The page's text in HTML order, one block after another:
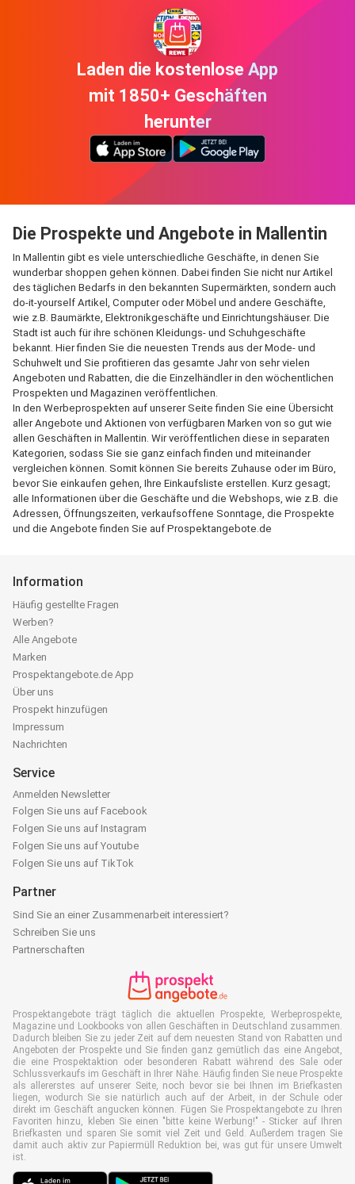
Laden die kostenlose App
mit 1850+ Geschäften
herunter
Die Prospekte und Angebote in Mallentin
In Mallentin gibt es viele unterschiedliche Geschäfte, in denen Sie
wunderbar shoppen gehen können. Dabei finden Sie nicht nur Artikel
des täglichen Bedarfs in den bekannten Supermärkten, sondern auch
do-it-yourself Artikel, Computer oder Möbel und andere Geschäfte,
wie z.B. Baumärkte, Elektronikgeschäfte und Einrichtungshäuser. Die
Stadt ist auch für ihre schönen Kleidungs- und Schuhgeschäfte
bekannt. Hier finden Sie die neuesten Trends aus der Mode- und
Schuhwelt und Sie profitieren das gesamte Jahr von sehr vielen
Angeboten und Rabatten, die die Einzelhändler in den wöchentlichen
Prospekten und Magazinen veröffentlichen.
In den Werbeprospekten auf unserer Seite finden Sie eine Übersicht
aller Angebote und Aktionen von verfügbaren Marken von so gut wie
allen Geschäften in Mallentin. Wir veröffentlichen diese in separaten
Kategorien, sodass Sie sie ganz einfach finden und miteinander
vergleichen können. Somit können Sie bereits Zuhause oder im Büro,
bevor Sie einkaufen gehen, Ihre Einkaufsliste erstellen. Kurz gesagt;
alle Informationen über die Geschäfte und die Webshops, wie z.B. die
Adressen, Öffnungszeiten, verkaufsoffene Sonntage, die Prospekte
und die Angebote finden Sie auf Prospektangebote.de
Information
Häufig gestellte Fragen
Werben?
Alle Angebote
Marken
Prospektangebote.de App
Über uns
Prospekt hinzufügen
Impressum
Nachrichten
Service
Anmelden Newsletter
Folgen Sie uns auf Facebook
Folgen Sie uns auf Instagram
Folgen Sie uns auf Youtube
Folgen Sie uns auf TikTok
Partner
Sind Sie an einer Zusammenarbeit interessiert?
Schreiben Sie uns
Partnerschaften
Prospektangebote trägt täglich die aktuellen Prospekte, Werbeprospekte,
Magazine und Lookbooks von allen Geschäften in Deutschland zusammen.
Dadurch bleiben Sie zu jeder Zeit auf dem neuesten Stand von Rabatten und
Angeboten der Prospekte und Sie finden ganz gemütlich das eine Angebot,
die eine Prospektaktion oder besonderen Rabatt während des Sale oder
Schlussverkaufs im Geschäft in Ihrer Nähe. Häufig finden Sie neue Prospekte
als allererstes auf unserer Seite, noch bevor sie bei Ihnen im Briefkasten
liegen, wodurch Sie sie natürlich auch auf der Arbeit, in der Schule oder
direkt im Geschäft angucken können. Fügen Sie Prospektangebote zu Ihren
Favoriten hinzu, kleben Sie einen "bitte keine Werbung!" - Sticker auf Ihren
Briefkasten und sparen Sie somit viel Zeit und Geld. Außerdem tragen Sie
damit auch aktiv zur Papiermüll Reduktion bei, was gut für unsere Umwelt
ist.